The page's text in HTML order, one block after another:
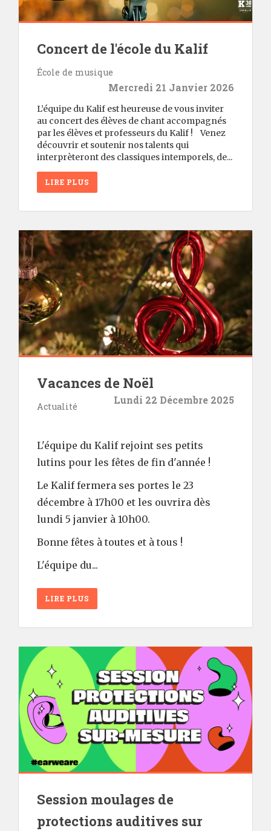
Concert de l'école du Kalif
École de musique
Mercredi 21 Janvier 2026
L’équipe du Kalif est heureuse de vous inviter
au concert des élèves de chant accompagnés
par les élèves et professeurs du Kalif ! Venez
découvrir et soutenir nos talents qui
interprèteront des classiques intemporels, de...
LIRE PLUS
Vacances de Noël
Actualité
Lundi 22 Décembre 2025
L'équipe du Kalif rejoint ses petits
lutins pour les fêtes de fin d'année !
Le Kalif fermera ses portes le 23
décembre à 17h00 et les ouvrira dès
lundi 5 janvier à 10h00.
Bonne fêtes à toutes et à tous !
L'équipe du...
LIRE PLUS
Session moulages de
protections auditives sur